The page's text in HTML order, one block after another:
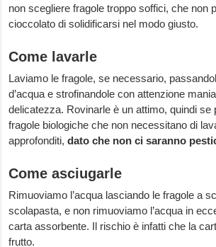
non scegliere fragole troppo soffici, che non
cioccolato di solidificarsi nel modo giusto.
Come lavarle
Laviamo le fragole, se necessario,
d’acqua e strofinandole con attenzione
delicatezza. Rovinarle è un attimo, quindi se
fragole biologiche che non necessitano di
approfonditi,dato che non ci saranno
Come asciugarle
Rimuoviamo l’acqua lasciando le fragole a
scolapasta, e non rimuoviamo l’acqua in
carta assorbente. Il rischio è infatti che la
frutto.